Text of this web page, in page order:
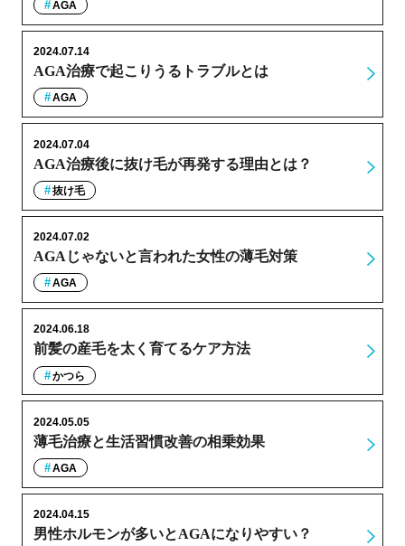
AGA
AGA治療で起こりうるトラブルとは
2024.07.14
AGA
AGA治療後に抜け毛が再発する理由とは？
2024.07.04
抜け毛
AGAじゃないと言われた女性の薄毛対策
2024.07.02
AGA
前髪の産毛を太く育てるケア方法
2024.06.18
かつら
薄毛治療と生活習慣改善の相乗効果
2024.05.05
AGA
男性ホルモンが多いとAGAになりやすい？
2024.04.15